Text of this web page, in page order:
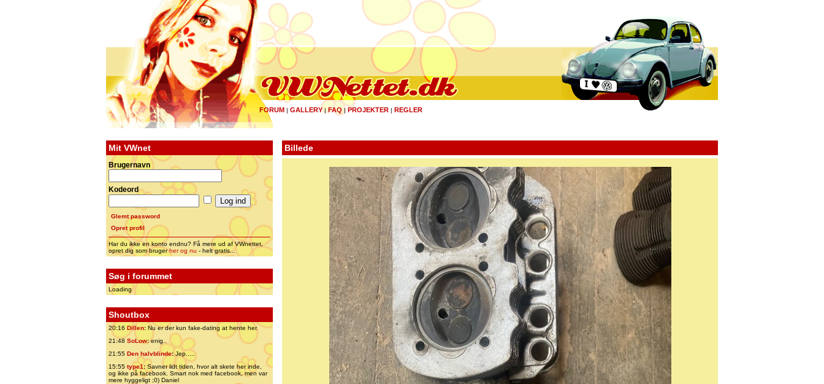
FORUM | GALLERY|FAQ | PROJEKTER | REGLER
Mit VWnet
Brugernavn
Kodeord
Glemt password
Opret profil
Har du ikke en konto endnu? Få mere ud af VWnettet,
opret dig som brugerher og nu - helt gratis...
Søg i forummet
Loading
Shoutbox
20:16 Dillen: Nu er der kun fake-dating at hente her.
21:48 SoLow:enig..
21:55 Den halvblinde:Jep.....
15:55 type1:Savner lidt tiden, hvor alt skete her inde,
og ikke på facebook. Smart nok med facebook, men var
mere hyggeligt ;0) Daniel
Billede